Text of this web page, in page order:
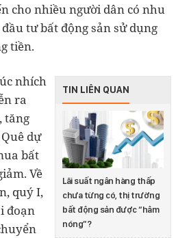
cho nhiều người dân có nhu
tư bất động sản sử dụng
tiền.
TIN LIÊN QUAN
Lãi suất ngân hàng thấp
chưa từng có, thị trường
bất động sản được “hâm
nóng”?
nhích
ra
tăng
dự
bất
Về
quý I,
đoạn